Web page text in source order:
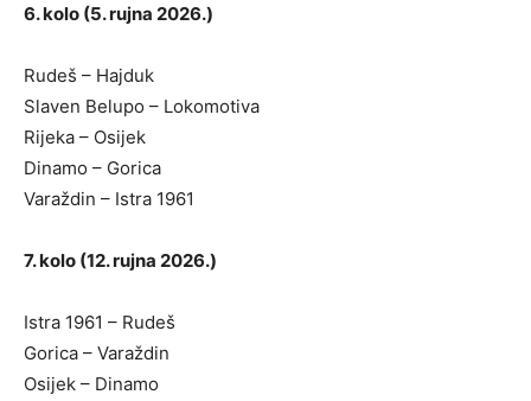
6. kolo (5. rujna 2026.)
Rudeš – Hajduk
Slaven Belupo – Lokomotiva
Rijeka – Osijek
Dinamo – Gorica
Varaždin – Istra 1961
7. kolo (12. rujna 2026.)
Istra 1961 – Rudeš
Gorica – Varaždin
Osijek – Dinamo